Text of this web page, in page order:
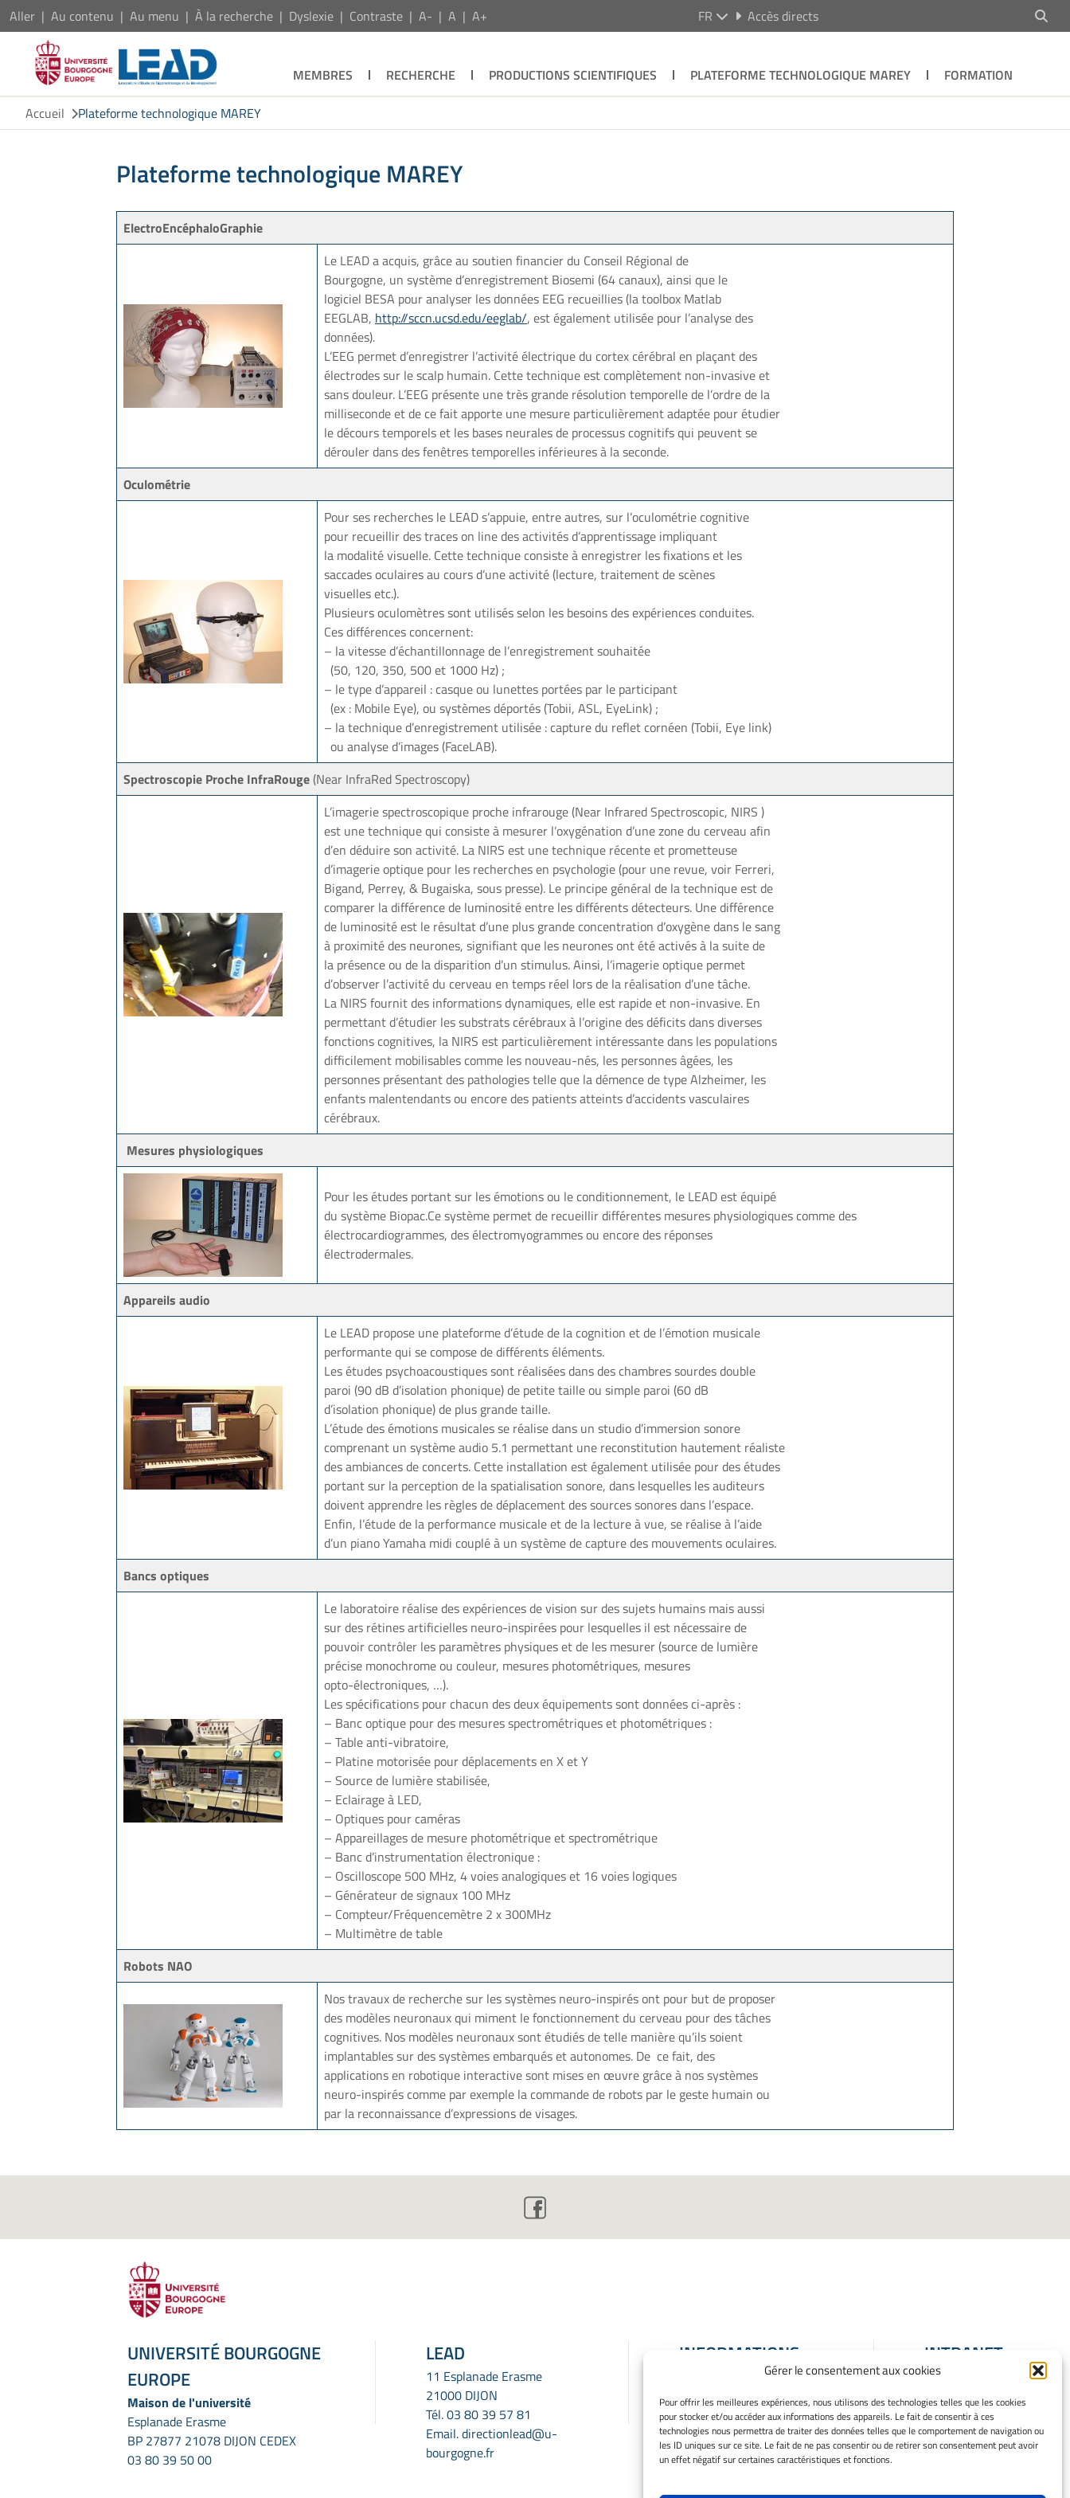
Gérer le consentement aux cookies
Pour offrir les meilleures expériences, nous utilisons des technologies telles que les cookies
pour stocker et/ou accéder aux informations des appareils. Le fait de consentir à ces
technologies nous permettra de traiter des données telles que le comportement de navigation ou
les ID uniques sur ce site. Le fait de ne pas consentir ou de retirer son consentement peut avoir
un effet négatif sur certaines caractéristiques et fonctions.
Aller Au contenu Au menu À la recherche Dyslexie Contraste A- A A+ FR Accès directs
MEMBRES RECHERCHE PRODUCTIONS SCIENTIFIQUES PLATEFORME TECHNOLOGIQUE MAREY
FORMATION
Accueil
Plateforme technologique MAREY
Plateforme technologique MAREY
ElectroEncéphaloGraphie
Le LEAD a acquis, grâce au soutien financier du Conseil Régional de
Bourgogne, un système d’enregistrement Biosemi (64 canaux), ainsi que le
logiciel BESA pour analyser les données EEG recueillies (la toolbox Matlab
EEGLAB, http://sccn.ucsd.edu/eeglab/, est également utilisée pour l’analyse des
données).
L’EEG permet d’enregistrer l’activité électrique du cortex cérébral en plaçant des
électrodes sur le scalp humain. Cette technique est complètement non-invasive et
sans douleur. L’EEG présente une très grande résolution temporelle de l’ordre de la
milliseconde et de ce fait apporte une mesure particulièrement adaptée pour étudier
le décours temporels et les bases neurales de processus cognitifs qui peuvent se
dérouler dans des fenêtres temporelles inférieures à la seconde.
Oculométrie
Pour ses recherches le LEAD s’appuie, entre autres, sur l’oculométrie cognitive
pour recueillir des traces on line des activités d’apprentissage impliquant
la modalité visuelle. Cette technique consiste à enregistrer les fixations et les
saccades oculaires au cours d’une activité (lecture, traitement de scènes
visuelles etc.).
Plusieurs oculomètres sont utilisés selon les besoins des expériences conduites.
Ces différences concernent:
– la vitesse d’échantillonnage de l’enregistrement souhaitée
(50, 120, 350, 500 et 1000 Hz) ;
– le type d’appareil : casque ou lunettes portées par le participant
(ex : Mobile Eye), ou systèmes déportés (Tobii, ASL, EyeLink) ;
– la technique d’enregistrement utilisée : capture du reflet cornéen (Tobii, Eye link)
ou analyse d’images (FaceLAB).
Spectroscopie Proche InfraRouge(Near InfraRed Spectroscopy)
L’imagerie spectroscopique proche infrarouge (Near Infrared Spectroscopic, NIRS )
est une technique qui consiste à mesurer l’oxygénation d’une zone du cerveau afin
d’en déduire son activité. La NIRS est une technique récente et prometteuse
d’imagerie optique pour les recherches en psychologie (pour une revue, voir Ferreri,
Bigand, Perrey, & Bugaiska, sous presse). Le principe général de la technique est de
comparer la différence de luminosité entre les différents détecteurs. Une différence
de luminosité est le résultat d’une plus grande concentration d’oxygène dans le sang
à proximité des neurones, signifiant que les neurones ont été activés à la suite de
la présence ou de la disparition d’un stimulus. Ainsi, l’imagerie optique permet
d’observer l’activité du cerveau en temps réel lors de la réalisation d’une tâche.
La NIRS fournit des informations dynamiques, elle est rapide et non-invasive. En
permettant d’étudier les substrats cérébraux à l’origine des déficits dans diverses
fonctions cognitives, la NIRS est particulièrement intéressante dans les populations
difficilement mobilisables comme les nouveau-nés, les personnes âgées, les
personnes présentant des pathologies telle que la démence de type Alzheimer, les
enfants malentendants ou encore des patients atteints d’accidents vasculaires
cérébraux.
Mesures physiologiques
Pour les études portant sur les émotions ou le conditionnement, le LEAD est équipé
du système Biopac.Ce système permet de recueillir différentes mesures physiologiques comme des
électrocardiogrammes, des électromyogrammes ou encore des réponses
électrodermales.
Appareils audio
Le LEAD propose une plateforme d’étude de la cognition et de l’émotion musicale
performante qui se compose de différents éléments.
Les études psychoacoustiques sont réalisées dans des chambres sourdes double
paroi (90 dB d’isolation phonique) de petite taille ou simple paroi (60 dB
d’isolation phonique) de plus grande taille.
L’étude des émotions musicales se réalise dans un studio d’immersion sonore
comprenant un système audio 5.1 permettant une reconstitution hautement réaliste
des ambiances de concerts. Cette installation est également utilisée pour des études
portant sur la perception de la spatialisation sonore, dans lesquelles les auditeurs
doivent apprendre les règles de déplacement des sources sonores dans l’espace.
Enfin, l’étude de la performance musicale et de la lecture à vue, se réalise à l’aide
d’un piano Yamaha midi couplé à un système de capture des mouvements oculaires.
Bancs optiques
Le laboratoire réalise des expériences de vision sur des sujets humains mais aussi
sur des rétines artificielles neuro-inspirées pour lesquelles il est nécessaire de
pouvoir contrôler les paramètres physiques et de les mesurer (source de lumière
précise monochrome ou couleur, mesures photométriques, mesures
opto-électroniques, …).
Les spécifications pour chacun des deux équipements sont données ci-après :
– Banc optique pour des mesures spectrométriques et photométriques :
– Table anti-vibratoire,
– Platine motorisée pour déplacements en X et Y
– Source de lumière stabilisée,
– Eclairage à LED,
– Optiques pour caméras
– Appareillages de mesure photométrique et spectrométrique
– Banc d’instrumentation électronique :
– Oscilloscope 500 MHz, 4 voies analogiques et 16 voies logiques
– Générateur de signaux 100 MHz
– Compteur/Fréquencemètre 2 x 300MHz
– Multimètre de table
Robots NAO
Nos travaux de recherche sur les systèmes neuro-inspirés ont pour but de proposer
des modèles neuronaux qui miment le fonctionnement du cerveau pour des tâches
cognitives. Nos modèles neuronaux sont étudiés de telle manière qu’ils soient
implantables sur des systèmes embarqués et autonomes. De ce fait, des
applications en robotique interactive sont mises en œuvre grâce à nos systèmes
neuro-inspirés comme par exemple la commande de robots par le geste humain ou
par la reconnaissance d’expressions de visages.
UNIVERSITÉ BOURGOGNE
EUROPE
Maison de l'université
Esplanade Erasme
BP 27877 21078 DIJON CEDEX
03 80 39 50 00
LEAD
11 Esplanade Erasme
21000 DIJON
Tél.03 80 39 57 81
Email.directionlead@u-
bourgogne.fr
INFORMATIONS
Mentions Légales
Gérer mes cookies
Politique de cookies
Déclaration de
INTRANET